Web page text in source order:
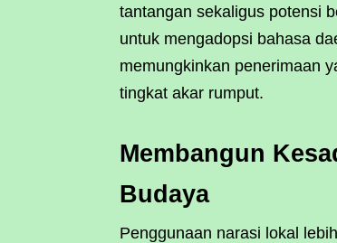
tantangan sekaligus potensi
untuk mengadopsi bahasa
memungkinkan penerimaan
tingkat akar rumput.
Membangun
Budaya
Penggunaan narasi lokal